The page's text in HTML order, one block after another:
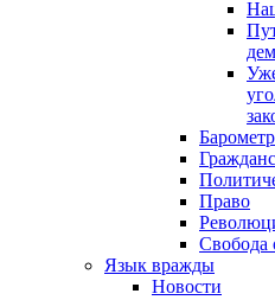
Право
Свобода
Язык вражды
Новости